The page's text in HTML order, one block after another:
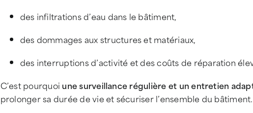
des infiltrations d’eau dans le bâtiment,
des dommages aux structures et matériaux,
des interruptions d’activité et des coûts de réparation
C’est pourquoi une surveillance régulière et un entretien
prolonger sa durée de vie et sécuriser l’ensemble du bâtiment.